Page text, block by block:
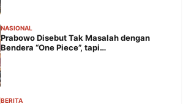
NASIONAL
Prabowo Disebut Tak Masalah dengan
Bendera “One Piece”, tapi…
BERITA